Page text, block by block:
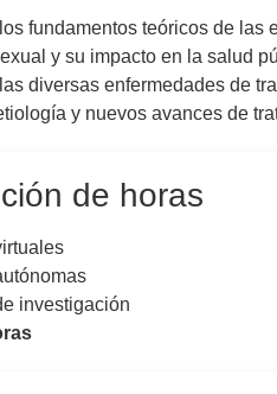
fundamentos teóricos de las
y su impacto en la salud
diversas enfermedades de
y nuevos avances de
de horas
investigación